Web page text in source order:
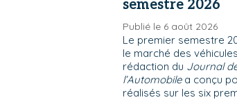
semestre 2026
Publié le 6 août 2026
Le premier semestre
le marché des
rédaction du Journal
l’Automobilea conçu
réalisés sur les six